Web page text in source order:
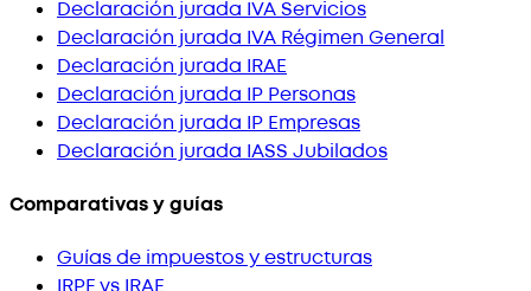
Declaración jurada IVA Servicios
Declaración jurada IVA Régimen General
Declaración jurada IRAE
Declaración jurada IP Personas
Declaración jurada IP Empresas
Declaración jurada IASS Jubilados
Comparativas y guías
Guías de impuestos y estructuras